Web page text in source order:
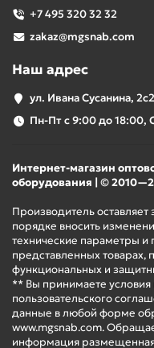
+7 495 320 32 32
zakaz@mgsnab.com
Наш адрес
ул. Ивана Сусанина,
Пн-Пт с 9:00 до 18:00,
Интернет-магазин
оборудования | ©
Производитель
порядке вносить
технические параметры и
представленных товарах,
функциональных и
** Вы принимаете
пользовательского
данные в любой форме
www.mgsnab.com.
информация размещенная